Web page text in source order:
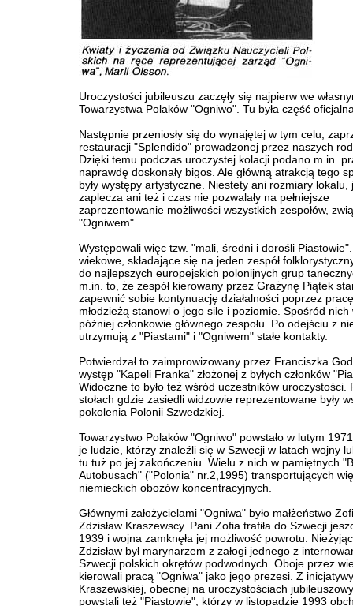
Uroczystości jubileuszu zaczęły się najpierw we
Towarzystwa Polaków "Ogniwo". Tu była część
Następnie przeniosły się do wynajętej w tym celu,
restauracji "Splendido" prowadzonej przez naszych
Dzięki temu podczas uroczystej kolacji podano m.in.
naprawdę doskonały bigos. Ale główną atrakcją tego
były występy artystyczne. Niestety ani rozmiary lokalu,
zaplecza ani też i czas nie pozwalały na pełniejsze
zaprezentowanie możliwości wszystkich zespołów,
"Ogniwem".
Występowali więc tzw. "mali, średni i dorośli
wiekowe, składające się na jeden zespół
do najlepszych europejskich polonijnych grup
m.in. to, że zespół kierowany przez Grażynę Piątek
zapewnić sobie kontynuację działalności poprzez
młodzieżą stanowi o jego sile i poziomie. Spośród nich
później członkowie głównego zespołu. Po odejściu z
utrzymują z "Piastami" i "Ogniwem" stałe kontakty.
Potwierdzał to zaimprowizowany przez Franciszka
występ "Kapeli Franka" złożonej z byłych członków
Widoczne to było też wśród uczestników uroczystości.
stołach gdzie zasiedli widzowie reprezentowane były
pokolenia Polonii Szwedzkiej.
Towarzystwo Polaków "Ogniwo" powstało w lutym
je ludzie, którzy znaleźli się w Szwecji w latach wojny
tu tuż po jej zakończeniu. Wielu z nich w pamiętnych
Autobusach" ("Polonia" nr.2,1995) transportujących
niemieckich obozów koncentracyjnych.
Głównymi założycielami "Ogniwa" było małżeństwo
Zdzisław Kraszewscy. Pani Zofia trafiła do Szwecji
1939 i wojna zamknęła jej możliwość powrotu.
Zdzisław był marynarzem z załogi jednego z
Szwecji polskich okrętów podwodnych. Oboje przez
kierowali pracą "Ogniwa" jako jego prezesi. Z
Kraszewskiej, obecnej na uroczystościach
powstali też "Piastowie", którzy w listopadzie 1993